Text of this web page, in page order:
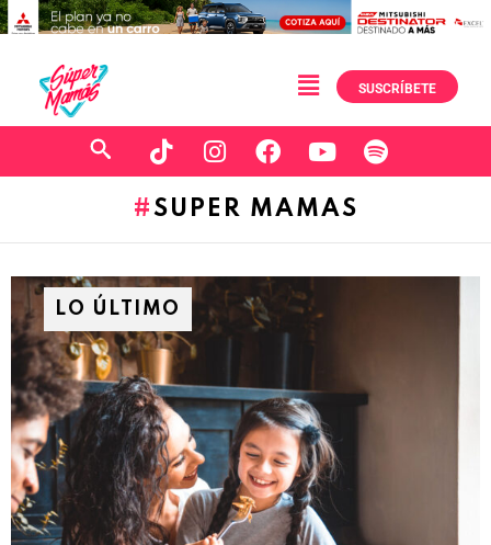
SUSCRÍBETE
SUPER MAMAS
LO ÚLTIMO